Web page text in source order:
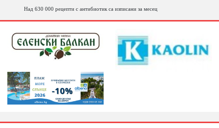
Над 630 000 рецепти с антибиотик са изписани за месец